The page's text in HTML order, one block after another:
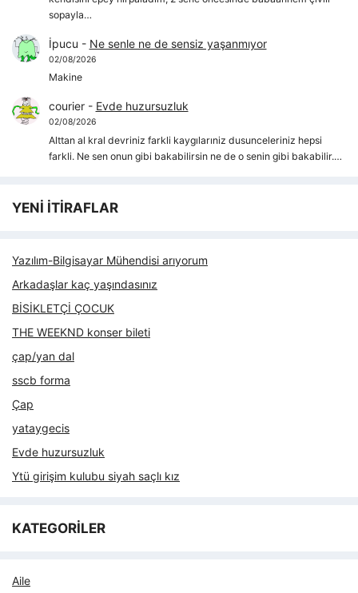
sopayla…
İpucu - Ne senle ne de sensiz yaşanmıyor
02/08/2026
Makine
courier- Evde huzursuzluk
02/08/2026
Alttan al kral devriniz farkli kaygılarıniz dusunceleriniz hepsi
farkli. Ne sen onun gibi bakabilirsin ne de o senin gibi bakabilir.…
YENİ İTİRAFLAR
Yazılım-Bilgisayar Mühendisi arıyorum
Arkadaşlar kaç yaşındasınız
BİSİKLETÇİ ÇOCUK
THE WEEKND konser bileti
çap/yan dal
sscb forma
Çap
yataygecis
Evde huzursuzluk
Ytü girişim kulubu siyah saçlı kız
KATEGORİLER
Aile